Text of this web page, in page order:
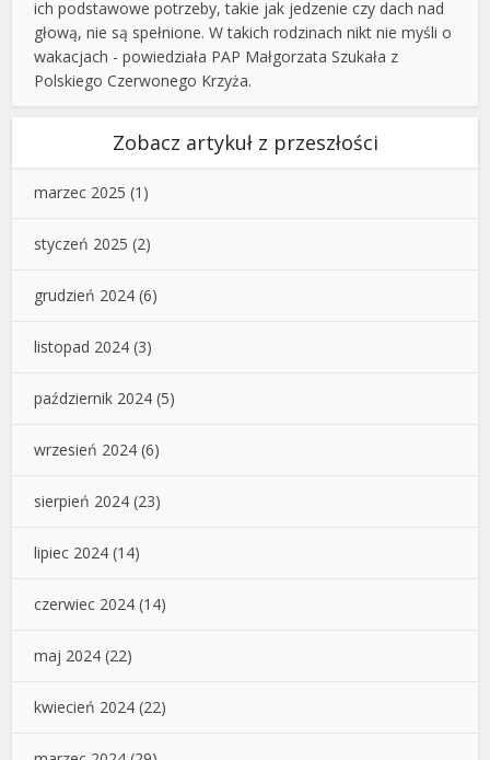
ich podstawowe potrzeby, takie jak jedzenie czy dach nad
głową, nie są spełnione. W takich rodzinach nikt nie myśli o
wakacjach - powiedziała PAP Małgorzata Szukała z
Polskiego Czerwonego Krzyża.
Zobacz artykuł z przeszłości
marzec 2025 (1)
styczeń 2025 (2)
grudzień 2024 (6)
listopad 2024 (3)
październik 2024 (5)
wrzesień 2024 (6)
sierpień 2024 (23)
lipiec 2024 (14)
czerwiec 2024 (14)
maj 2024 (22)
kwiecień 2024 (22)